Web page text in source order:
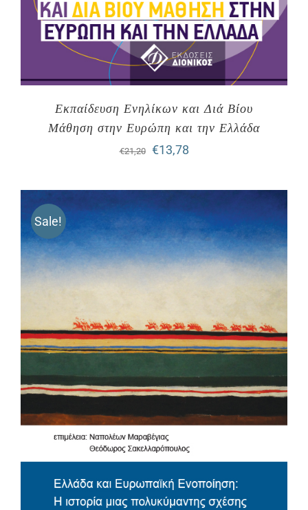
Εκπαίδευση Ενηλίκων και Διά Βίου
Μάθηση στην Ευρώπη και την Ελλάδα
€21,20
Original
€21,20.
€13,78Η
είναι:
€13,78.
Sale!